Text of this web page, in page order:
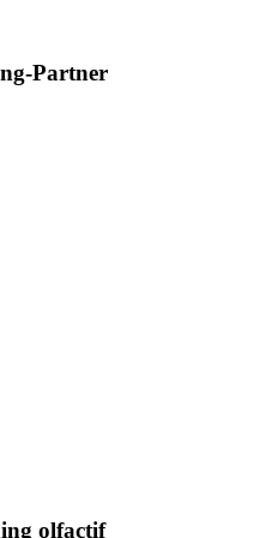
Partner
olfactif